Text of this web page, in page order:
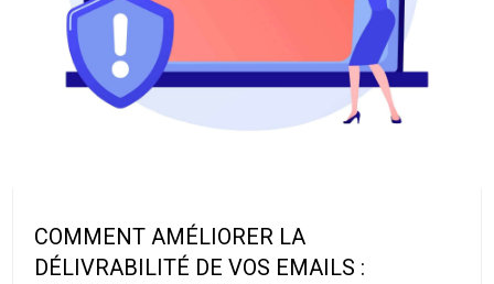
COMMENT AMÉLIORER LA
DÉLIVRABILITÉ DE VOS EMAILS :